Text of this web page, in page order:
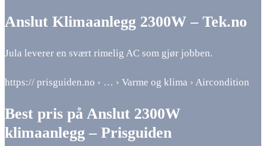
Anslut Klimaanlegg 2300W – Tek.no
Jula leverer en svært rimelig AC som gjør jobben.
https:// prisguiden.no › … › Varme og klima › Aircondition
Best pris på Anslut 2300W
klimaanlegg – Prisguiden